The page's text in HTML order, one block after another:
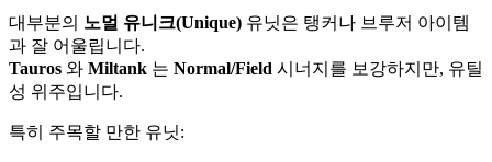
대부분의 노멀 유니크(Unique) 유닛은 탱커나 브루저 아이템
과 잘 어울립니다.
Tauros 와 Miltank 는 Normal/Field 시너지를 보강하지만, 유틸
성 위주입니다.
특히 주목할 만한 유닛: